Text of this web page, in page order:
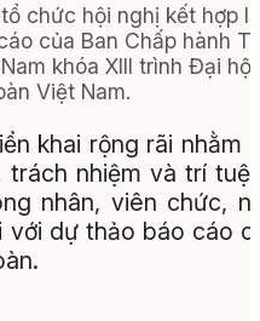
chức hội nghị kết hợp
của Ban Chấp hành
khóa XIII trình Đại hội
Việt Nam.
khai rộng rãi nhằm
trách nhiệm và trí tuệ
nhân, viên chức,
dự thảo báo cáo